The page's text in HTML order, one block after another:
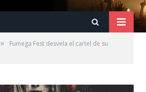
»
Fumega Fest desvela el cartel de su